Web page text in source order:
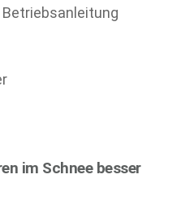
im Schnee besser